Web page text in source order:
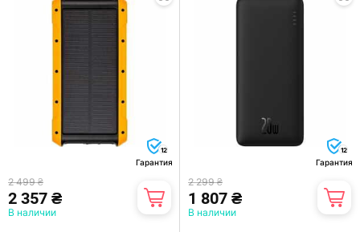
12
Гарантия
2 499 ₴
2 357 ₴
В наличии
12
Гарантия
2 299 ₴
1 807 ₴
В наличии